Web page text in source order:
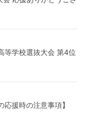
等学校選抜大会 第4位
応援時の注意事項】